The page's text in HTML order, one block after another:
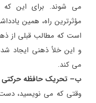
می شوند. برای این که
مؤثرترین راه، همین
است که مطالب قبلی از
و این خلأ ذهنی ایجاد
می کند.
ب– تحریک حافظه حرکتی
وقتی که می نویسید،